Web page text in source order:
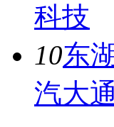
科技
10东
汽大